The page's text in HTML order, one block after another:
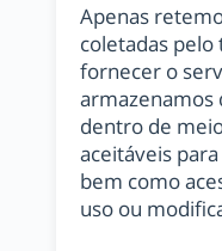
Apenas
coletadas
fornecer o
armazenamos
dentro de
aceitáveis
bem como
uso ou